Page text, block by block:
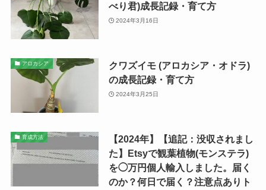
べり君)成長記録・育て方
2024年3月16日
アロカシア
クワズイモ (アロカシア・オドラ)
の成長記録・育て方
2024年3月25日
育成方法
【2024年】【追記：没収されまし
た】Etsyで観葉植物(モンステラ)
を◯万円個人輸入しました。届く
のか？何日で届く？注意点ありト